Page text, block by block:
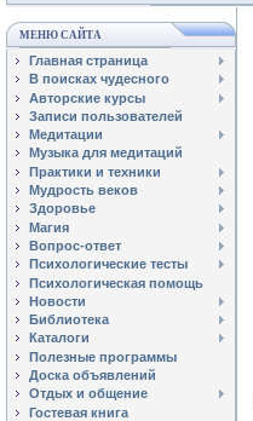
МЕНЮ САЙТА
Главная страница
В поисках чудесного
Авторские курсы
Записи пользователей
Медитации
Музыка для медитаций
Практики и техники
Мудрость веков
Здоровье
Магия
Вопрос-ответ
Психологические тесты
Психологическая помощь
Новости
Библиотека
Каталоги
Полезные программы
Доска объявлений
Отдых и общение
Гостевая книга